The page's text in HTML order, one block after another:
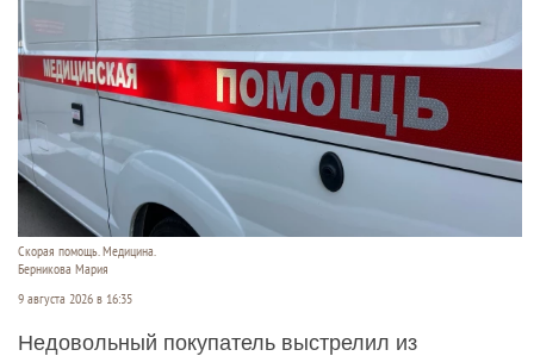
Скорая помощь. Медицина.
Берникова Мария
9 августа 2026 в 16:35
Недовольный покупатель выстрелил из